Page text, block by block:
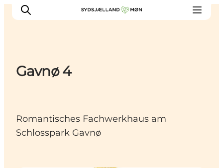
Events
Essen
Unterkunft
Gavnø 4
Romantisches Fachwerkhaus am
Schlosspark Gavnø